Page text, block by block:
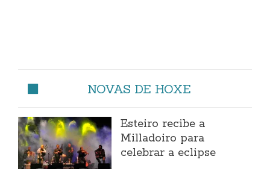
NOVAS DE HOXE
Esteiro recibe a
Milladoiro para
celebrar a eclipse